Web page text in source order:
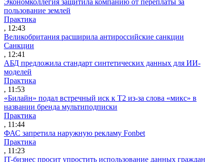
пользование землей
Практика
, 12:43
Великобритания расширила антироссийские санкции
Санкции
, 12:41
АБД предложила стандарт синтетических данных для ИИ-
моделей
Практика
, 11:53
«Билайн» подал встречный иск к Т2 из-за слова «микс» в
названии бренда мультиподписки
Практика
, 11:44
ФАС запретила наружную рекламу Fonbet
Практика
, 11:23
IT-бизнес просит упростить использование данных граждан